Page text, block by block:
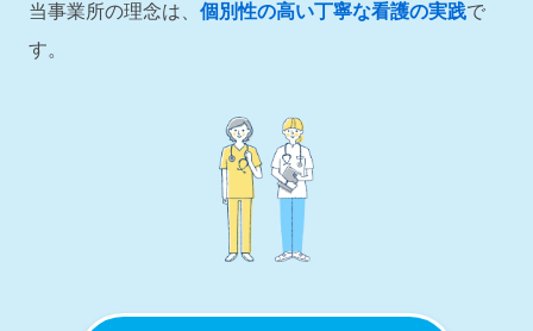
当事業所の理念は、 個別性の高い丁寧な看護の実践で
す。